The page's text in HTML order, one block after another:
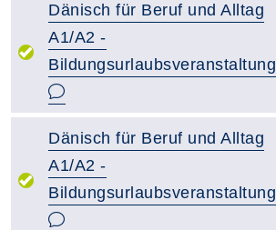
Dänisch für Beruf und Alltag
A1/A2 -
Bildungsurlaubsveranstaltung
Dänisch für Beruf und Alltag
A1/A2 -
Bildungsurlaubsveranstaltung